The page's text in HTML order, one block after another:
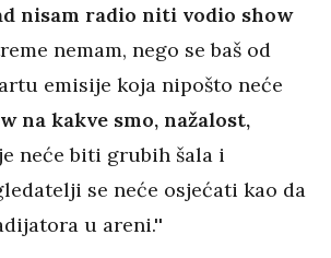
nisam radio niti vodio show
nemam, nego se baš od
emisije koja nipošto neće
na kakve smo, nažalost,
neće biti grubih šala i
se neće osjećati kao da
u areni.''